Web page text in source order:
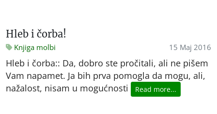
Hleb i čorba!
Knjiga molbi 15 Maj 2016
Hleb i čorba:: Da, dobro ste pročitali, ali ne pišem
Vam napamet. Ja bih prva pomogla da mogu, ali,
nažalost, nisam u mogućnosti
Read more...